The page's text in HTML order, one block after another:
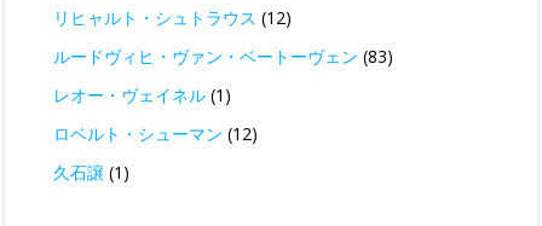
リヒャルト・シュトラウス (12)
ルードヴィヒ・ヴァン・ベートーヴェン (83)
レオー・ヴェイネル (1)
ロベルト・シューマン (12)
久石譲 (1)